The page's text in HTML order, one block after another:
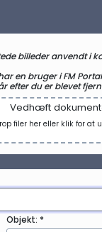
billeder anvendt i
en bruger i FM
efter du er blevet
Vedhæft
filer her eller klik for at
Objekt: *